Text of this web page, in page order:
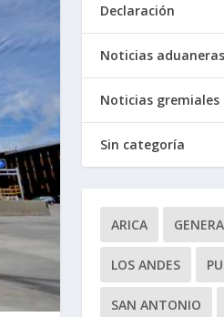
Declaración
Noticias aduaneras
Noticias gremiales
Sin categoría
ARICA
LOS ANDES
SAN ANTONIO